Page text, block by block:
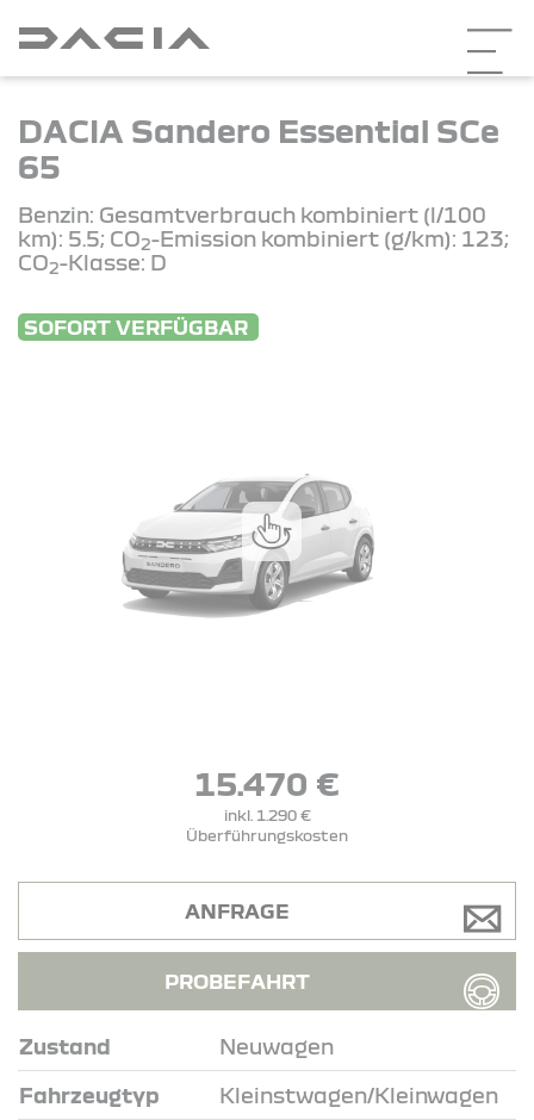
DACIA Sandero Essential SCe
65
Benzin: Gesamtverbrauch kombiniert (l/100
km): 5.5; CO2-Emission kombiniert (g/km): 123;
CO2-Klasse: D
SOFORT VERFÜGBAR
15.470 €
inkl. 1.290 €
Überführungskosten
Zustand Neuwagen
Fahrzeugtyp Kleinstwagen/Kleinwagen
ANFRAGE
PROBEFAHRT